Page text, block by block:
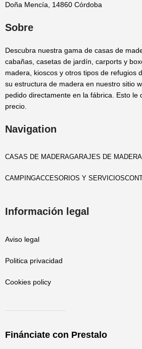
Doña Mencía, 14860 Córdoba
Sobre
Descubra nuestra gama de casas de
cabañas, casetas de jardín, carports y
madera, kioscos y otros tipos de refugios
su estructura de madera en nuestro sitio
pedido directamente en la fábrica. Esto le
precio.
Navigation
CASAS DE MADERAGARAJES DE MADERA
CAMPINGACCESORIOS Y SERVICIOS
Información legal
Aviso legal
Politica privacidad
Cookies policy
Finánciate con Prestalo